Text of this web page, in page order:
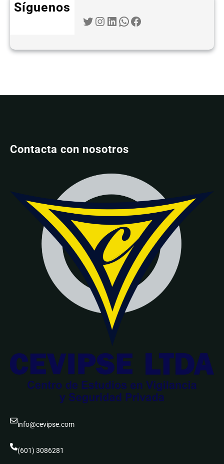
Síguenos
Twitter Instagram LinkedIn WhatsApp Facebook
Contacta con nosotros
info@cevipse.com
(601) 3086281